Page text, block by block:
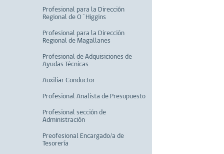
Profesional para la Dirección
Regional de O´Higgins
Profesional para la Dirección
Regional de Magallanes
Profesional de Adquisiciones de
Ayudas Técnicas
Auxiliar Conductor
Profesional Analista de Presupuesto
Profesional sección de
Administración
Preofesional Encargado/a de
Tesorería